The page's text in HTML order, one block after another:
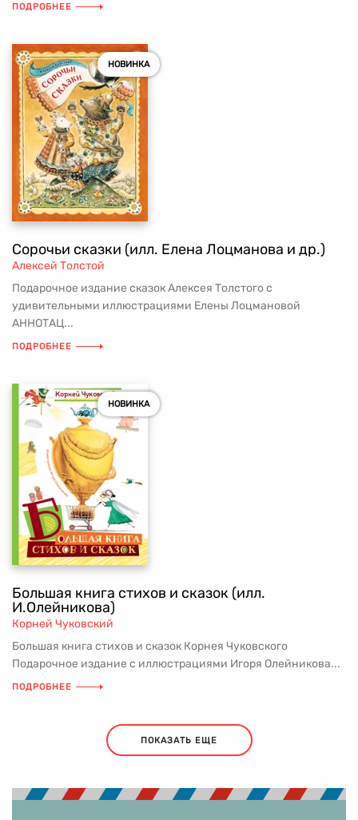
ПОДРОБНЕЕ
НОВИНКА
Сорочьи сказки (илл. Елена Лоцманова и др.)
Алексей Толстой
Подарочное издание сказок Алексея Толстого с
удивительными иллюстрациями Елены Лоцмановой
АННОТАЦ...
ПОДРОБНЕЕ
НОВИНКА
Большая книга стихов и сказок (илл.
И.Олейникова)
Корней Чуковский
Большая книга стихов и сказок Корнея Чуковского
Подарочное издание с иллюстрациями Игоря Олейникова...
ПОДРОБНЕЕ
ПОКАЗАТЬ ЕЩЕ